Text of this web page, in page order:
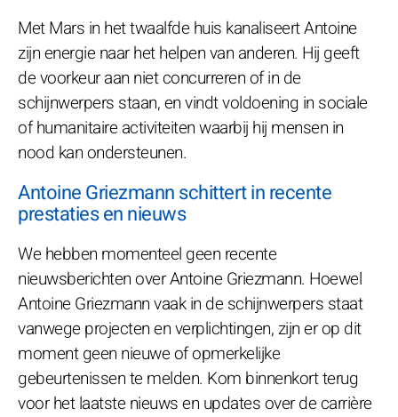
Met Mars in het twaalfde huis kanaliseert Antoine
zijn energie naar het helpen van anderen. Hij geeft
de voorkeur aan niet concurreren of in de
schijnwerpers staan, en vindt voldoening in sociale
of humanitaire activiteiten waarbij hij mensen in
nood kan ondersteunen.
Antoine Griezmann schittert in recente
prestaties en nieuws
We hebben momenteel geen recente
nieuwsberichten over Antoine Griezmann. Hoewel
Antoine Griezmann vaak in de schijnwerpers staat
vanwege projecten en verplichtingen, zijn er op dit
moment geen nieuwe of opmerkelijke
gebeurtenissen te melden. Kom binnenkort terug
voor het laatste nieuws en updates over de carrière